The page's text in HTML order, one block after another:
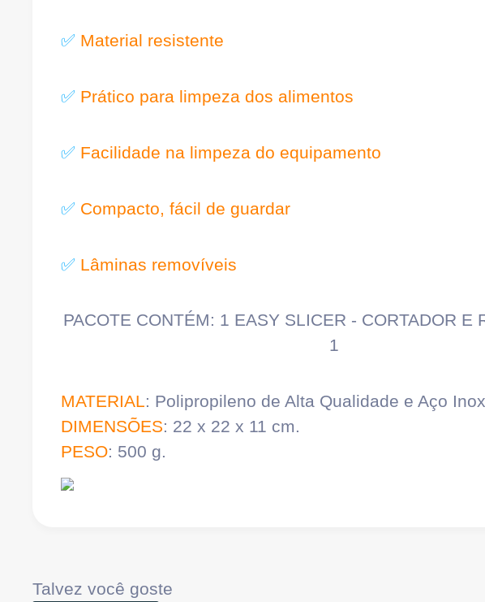
✅ Material resistente
✅ Prático para limpeza dos alimentos
✅ Facilidade na limpeza do equipamento
✅ Compacto, fácil de guardar
✅ Lâminas removíveis
PACOTE CONTÉM: 1 EASY SLICER - CORTADOR E
1
MATERIAL: Polipropileno de Alta Qualidade e Aço
DIMENSÕES: 22 x 22 x 11 cm.
PESO: 500 g.
Talvez você goste